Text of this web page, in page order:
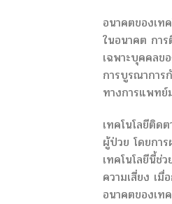
อนาคตของเท
ในอนาคต กา
เฉพาะบุคคลข
การบูรณาการ
ทางการแพทย์
เทคโนโลยีติด
ผู้ป่วย โดยกา
เทคโนโลยีนี้ช่
ความเสี่ยง เ
อนาคตของเท